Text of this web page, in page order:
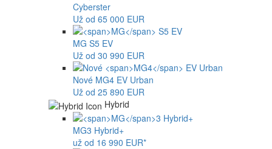
Cyberster
Už od 65 000 EUR
MG S5 EV
Už od 30 990 EUR
Nové MG4 EV Urban
Už od 25 890 EUR
Hybrid
MG3 Hybrid+
už od 16 990 EUR*